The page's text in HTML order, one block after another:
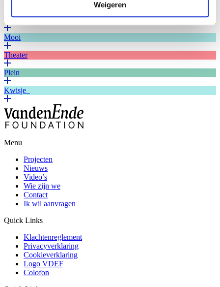
Weigeren
Badkuip
Mooi
Theater
Plein
Kwisje
Menu
Projecten
Nieuws
Video’s
Wie zijn we
Contact
Ik wil aanvragen
Quick Links
Klachtenreglement
Privacyverklaring
Cookieverklaring
Logo VDEF
Colofon